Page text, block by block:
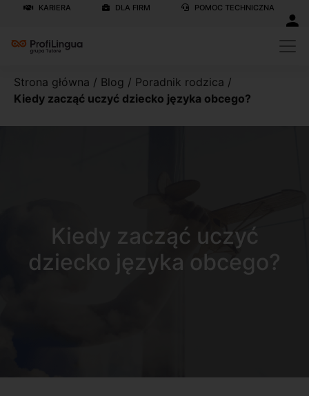
KARIERA DLA FIRM POMOC TECHNICZNA
Strona główna / Blog / Poradnik rodzica /
Kiedy zacząć uczyć dziecko języka obcego?
Kiedy zacząć uczyć
dziecko języka obcego?